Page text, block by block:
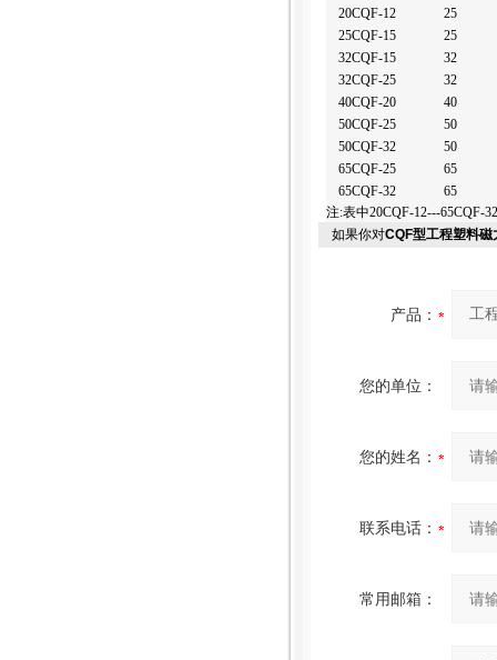
20CQF-12
25
25CQF-15
25
32CQF-15
32
32CQF-25
32
40CQF-20
40
50CQF-25
50
50CQF-32
50
65CQF-25
65
65CQF-32
65
注:表中20CQF-12---65CQF-32
如果你对CQF型工程塑料
产品：
您的单位：
您的姓名：
联系电话：
常用邮箱：